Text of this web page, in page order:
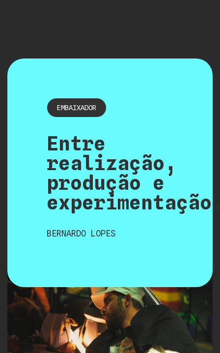
EMBAIXADOR
Entre
realização,
produção e
BERNARDO LOPES